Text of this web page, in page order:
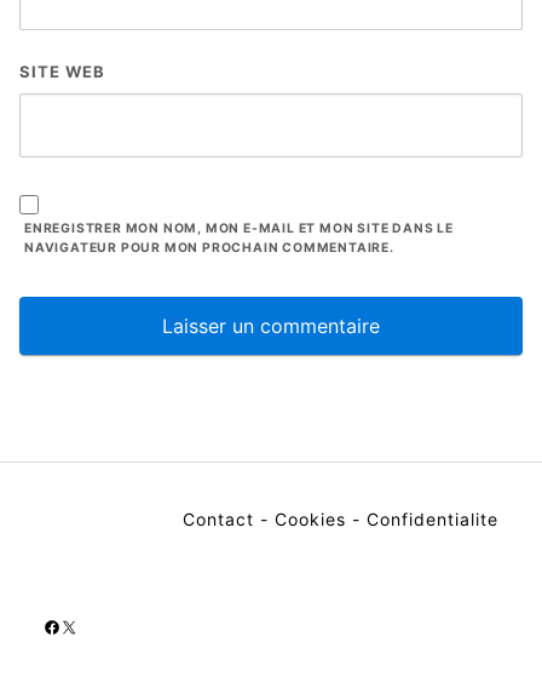
SITE WEB
ENREGISTRER MON NOM, MON E-MAIL ET MON SITE DANS LE
NAVIGATEUR POUR MON PROCHAIN COMMENTAIRE.
Contact - Cookies - Confidentialite
Facebook
X